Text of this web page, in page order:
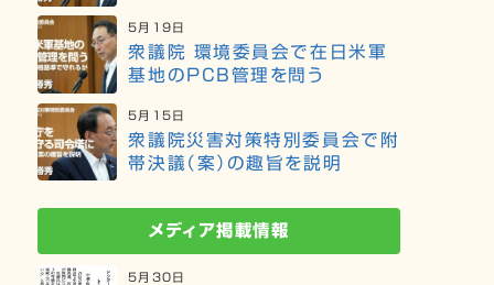
5月19日
衆議院 環境委員会で在日米軍
基地のPCB管理を問う
5月15日
衆議院災害対策特別委員会で附
帯決議（案）の趣旨を説明
メディア掲載情報
5月30日